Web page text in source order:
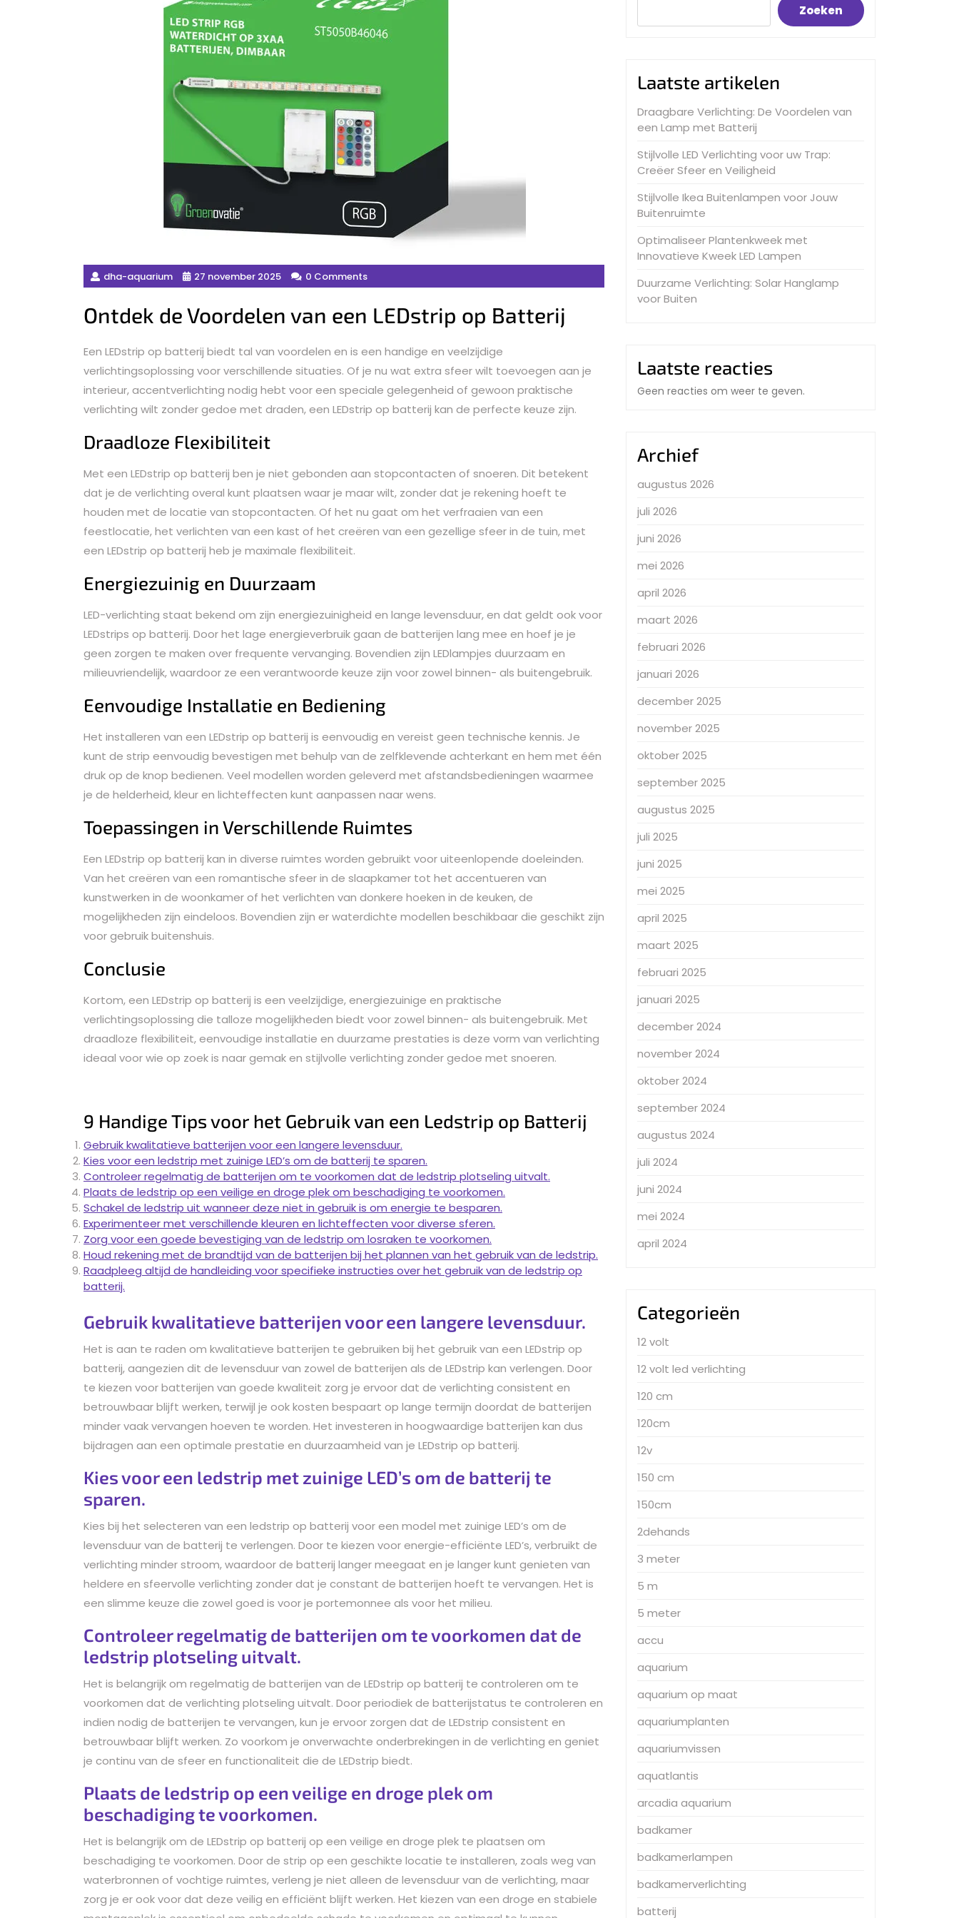
dha-aquarium 27 november 2025 0 Comments
Ontdek de Voordelen van een LEDstrip op Batterij
Een LEDstrip op batterij biedt tal van voordelen en is een handige en veelzijdige
verlichtingsoplossing voor verschillende situaties. Of je nu wat extra sfeer wilt toevoegen aan je
interieur, accentverlichting nodig hebt voor een speciale gelegenheid of gewoon praktische
verlichting wilt zonder gedoe met draden, een LEDstrip op batterij kan de perfecte keuze zijn.
Draadloze Flexibiliteit
Met een LEDstrip op batterij ben je niet gebonden aan stopcontacten of snoeren. Dit betekent
dat je de verlichting overal kunt plaatsen waar je maar wilt, zonder dat je rekening hoeft te
houden met de locatie van stopcontacten. Of het nu gaat om het verfraaien van een
feestlocatie, het verlichten van een kast of het creëren van een gezellige sfeer in de tuin, met
een LEDstrip op batterij heb je maximale flexibiliteit.
Energiezuinig en Duurzaam
LED-verlichting staat bekend om zijn energiezuinigheid en lange levensduur, en dat geldt ook voor
LEDstrips op batterij. Door het lage energieverbruik gaan de batterijen lang mee en hoef je je
geen zorgen te maken over frequente vervanging. Bovendien zijn LEDlampjes duurzaam en
milieuvriendelijk, waardoor ze een verantwoorde keuze zijn voor zowel binnen- als buitengebruik.
Eenvoudige Installatie en Bediening
Het installeren van een LEDstrip op batterij is eenvoudig en vereist geen technische kennis. Je
kunt de strip eenvoudig bevestigen met behulp van de zelfklevende achterkant en hem met één
druk op de knop bedienen. Veel modellen worden geleverd met afstandsbedieningen waarmee
je de helderheid, kleur en lichteffecten kunt aanpassen naar wens.
Toepassingen in Verschillende Ruimtes
Een LEDstrip op batterij kan in diverse ruimtes worden gebruikt voor uiteenlopende doeleinden.
Van het creëren van een romantische sfeer in de slaapkamer tot het accentueren van
kunstwerken in de woonkamer of het verlichten van donkere hoeken in de keuken, de
mogelijkheden zijn eindeloos. Bovendien zijn er waterdichte modellen beschikbaar die geschikt zijn
voor gebruik buitenshuis.
Conclusie
Kortom, een LEDstrip op batterij is een veelzijdige, energiezuinige en praktische
verlichtingsoplossing die talloze mogelijkheden biedt voor zowel binnen- als buitengebruik. Met
draadloze flexibiliteit, eenvoudige installatie en duurzame prestaties is deze vorm van verlichting
ideaal voor wie op zoek is naar gemak en stijlvolle verlichting zonder gedoe met snoeren.
9 Handige Tips voor het Gebruik van een Ledstrip op Batterij
Gebruik kwalitatieve batterijen voor een langere levensduur.
Kies voor een ledstrip met zuinige LED’s om de batterij te sparen.
Controleer regelmatig de batterijen om te voorkomen dat de ledstrip plotseling uitvalt.
Plaats de ledstrip op een veilige en droge plek om beschadiging te voorkomen.
Schakel de ledstrip uit wanneer deze niet in gebruik is om energie te besparen.
Experimenteer met verschillende kleuren en lichteffecten voor diverse sferen.
Zorg voor een goede bevestiging van de ledstrip om losraken te voorkomen.
Houd rekening met de brandtijd van de batterijen bij het plannen van het gebruik van de ledstrip.
Raadpleeg altijd de handleiding voor specifieke instructies over het gebruik van de ledstrip op
batterij.
Gebruik kwalitatieve batterijen voor een langere levensduur.
Het is aan te raden om kwalitatieve batterijen te gebruiken bij het gebruik van een LEDstrip op
batterij, aangezien dit de levensduur van zowel de batterijen als de LEDstrip kan verlengen. Door
te kiezen voor batterijen van goede kwaliteit zorg je ervoor dat de verlichting consistent en
betrouwbaar blijft werken, terwijl je ook kosten bespaart op lange termijn doordat de batterijen
minder vaak vervangen hoeven te worden. Het investeren in hoogwaardige batterijen kan dus
bijdragen aan een optimale prestatie en duurzaamheid van je LEDstrip op batterij.
Kies voor een ledstrip met zuinige LED’s om de batterij te
sparen.
Kies bij het selecteren van een ledstrip op batterij voor een model met zuinige LED’s om de
levensduur van de batterij te verlengen. Door te kiezen voor energie-efficiënte LED’s, verbruikt de
verlichting minder stroom, waardoor de batterij langer meegaat en je langer kunt genieten van
heldere en sfeervolle verlichting zonder dat je constant de batterijen hoeft te vervangen. Het is
een slimme keuze die zowel goed is voor je portemonnee als voor het milieu.
Controleer regelmatig de batterijen om te voorkomen dat de
ledstrip plotseling uitvalt.
Het is belangrijk om regelmatig de batterijen van de LEDstrip op batterij te controleren om te
voorkomen dat de verlichting plotseling uitvalt. Door periodiek de batterijstatus te controleren en
indien nodig de batterijen te vervangen, kun je ervoor zorgen dat de LEDstrip consistent en
betrouwbaar blijft werken. Zo voorkom je onverwachte onderbrekingen in de verlichting en geniet
je continu van de sfeer en functionaliteit die de LEDstrip biedt.
Plaats de ledstrip op een veilige en droge plek om
beschadiging te voorkomen.
Het is belangrijk om de LEDstrip op batterij op een veilige en droge plek te plaatsen om
beschadiging te voorkomen. Door de strip op een geschikte locatie te installeren, zoals weg van
waterbronnen of vochtige ruimtes, verleng je niet alleen de levensduur van de verlichting, maar
zorg je er ook voor dat deze veilig en efficiënt blijft werken. Het kiezen van een droge en stabiele
Zoeken
Laatste artikelen
Draagbare Verlichting: De Voordelen van
een Lamp met Batterij
Stijlvolle LED Verlichting voor uw Trap:
Creëer Sfeer en Veiligheid
Stijlvolle Ikea Buitenlampen voor Jouw
Buitenruimte
Optimaliseer Plantenkweek met
Innovatieve Kweek LED Lampen
Duurzame Verlichting: Solar Hanglamp
voor Buiten
Laatste reacties
Geen reacties om weer te geven.
Archief
augustus 2026
juli 2026
juni 2026
mei 2026
april 2026
maart 2026
februari 2026
januari 2026
december 2025
november 2025
oktober 2025
september 2025
augustus 2025
juli 2025
juni 2025
mei 2025
april 2025
maart 2025
februari 2025
januari 2025
december 2024
november 2024
oktober 2024
september 2024
augustus 2024
juli 2024
juni 2024
mei 2024
april 2024
Categorieën
12 volt
12 volt led verlichting
120 cm
120cm
12v
150 cm
150cm
2dehands
3 meter
5 m
5 meter
accu
aquarium
aquarium op maat
aquariumplanten
aquariumvissen
aquatlantis
arcadia aquarium
badkamer
badkamerlampen
badkamerverlichting
batterij